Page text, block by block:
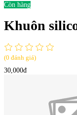
Còn hàng
Khuôn
(0 đánh giá)
30,000đ